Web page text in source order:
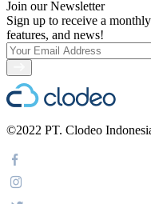
Join our Newsletter
Sign up to receive a
features, and news!
©2022 PT. Clodeo